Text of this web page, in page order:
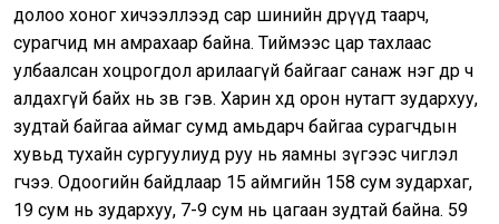
долоо хоног хичээллээд сар шинийн өдрүүд таарч,
сурагчид мөн амрахаар байна. Тиймээс цар тахлаас
улбаалсан хоцрогдол арилаагүй байгааг санаж нэг өдөр ч
алдахгүй байх нь зөв гэв. Харин хөдөө орон нутагт зудархуу,
зудтай байгаа аймаг сумд амьдарч байгаа сурагчдын
хувьд тухайн сургуулиуд руу нь яамны зүгээс чиглэл
өгчээ. Одоогийн байдлаар 15 аймгийн 158 сум зудархаг,
19 сум нь зудархуу, 7-9 сум нь цагаан зудтай байна. 59